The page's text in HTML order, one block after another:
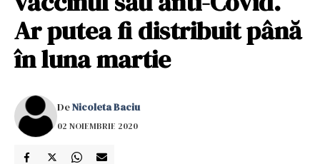
Ar putea fi distribuit până
în luna martie
DeNicoleta Baciu
02 NOIEMBRIE 2020